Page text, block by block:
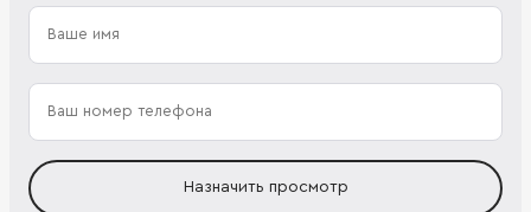
Назначить просмотр